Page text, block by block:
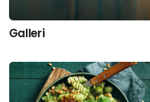
Galleri